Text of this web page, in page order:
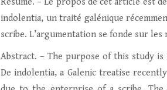
indolentia, un traité galénique
scribe. L’argumentation se fonde sur
Abstract. – The purpose of this study
De indolentia, a Galenic treatise